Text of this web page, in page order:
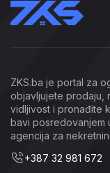
ZKS.ba je portal za
objavljujete prodaju,
vidljivost i pronađite
bavi posredovanjem
agencija za
+387 32 981 672